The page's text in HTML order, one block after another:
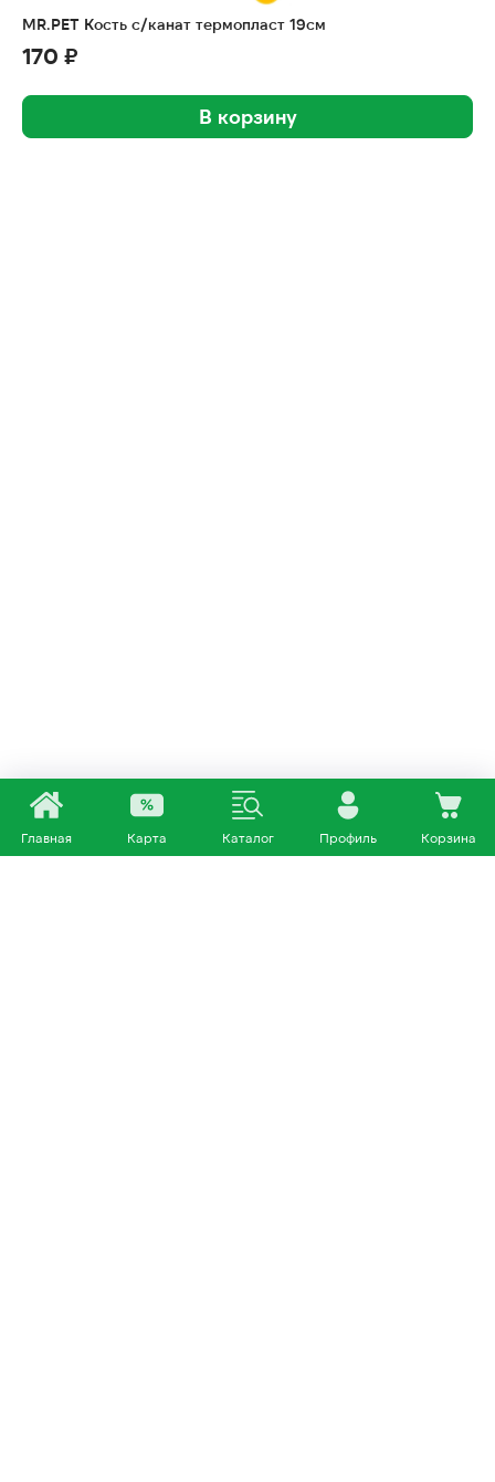
MR.PET Кость с/канат термопласт 19см
170 ₽
В корзину
Главная Карта Каталог Профиль Корзина